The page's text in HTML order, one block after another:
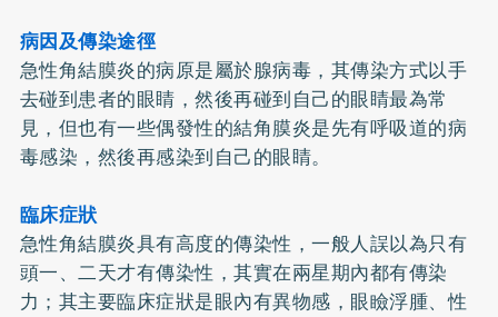
病因及傳染途徑
急性角結膜炎的病原是屬於腺病毒，其傳染方式以手
去碰到患者的眼睛，然後再碰到自己的眼睛最為常
見，但也有一些偶發性的結角膜炎是先有呼吸道的病
毒感染，然後再感染到自己的眼睛。
臨床症狀
急性角結膜炎具有高度的傳染性，一般人誤以為只有
頭一、二天才有傳染性，其實在兩星期內都有傳染
力；其主要臨床症狀是眼內有異物感，眼瞼浮腫、性